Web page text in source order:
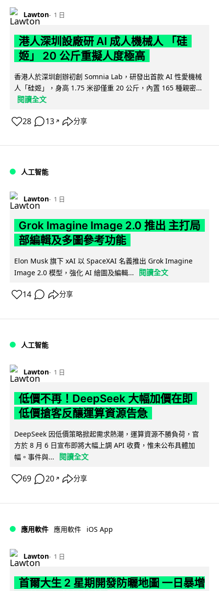
Lawton 1 日
港人深圳設廠研 AI 成人機械人 「硅
姬」 20 公斤重擬人度極高
香港人於深圳創辦初創 Somnia Lab，研發出首款 AI 性愛機械
人「硅姬」，身高 1.75 米卻僅重 20 公斤，內置 165 種親密...
閱讀全文
28 13 ↗ 分享
人工智能
Lawton 1 日
Grok Imagine Image 2.0 推出 主打局
部編輯及多圖參考功能
Elon Musk 旗下 xAI 以 SpaceXAI 名義推出 Grok Imagine
Image 2.0 模型，強化 AI 繪圖及編輯...
閱讀全文
14 分享
人工智能
Lawton 1 日
低價不再！DeepSeek 大幅加價在即
低價搶客反釀運算資源告急
DeepSeek 因低價策略掀起需求熱潮，運算資源不勝負荷，官
方於 8 月 6 日宣布即將大幅上調 API 收費，惟未公布具體加
幅。事件與...
閱讀全文
69 20 ↗ 分享
應用軟件 應用軟件 iOS App
Lawton 1 日
首爾大生 2 星期開發防曬地圖 一日暴增